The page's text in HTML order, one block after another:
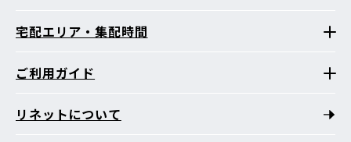
宅配エリア・集配時間
ご利用ガイド
リネットについて